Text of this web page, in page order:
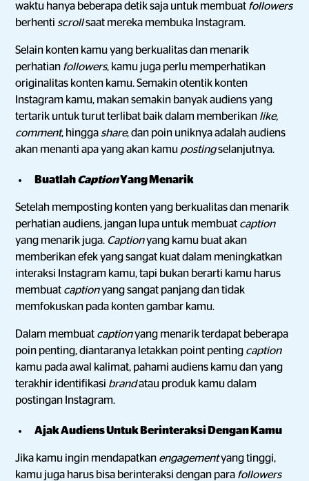
waktu hanya beberapa detik saja untuk membuat followers
berhenti scrollsaat mereka membuka Instagram.
Selain konten kamu yang berkualitas dan menarik
perhatian followers, kamu juga perlu memperhatikan
originalitas konten kamu. Semakin otentik konten
Instagram kamu, makan semakin banyak audiens yang
tertarik untuk turut terlibat baik dalam memberikan like,
comment, hingga share, dan poin uniknya adalah audiens
akan menanti apa yang akan kamu postingselanjutnya.
BuatlahCaptionYang Menarik
Setelah memposting konten yang berkualitas dan menarik
perhatian audiens, jangan lupa untuk membuat caption
yang menarik juga. Captionyang kamu buat akan
memberikan efek yang sangat kuat dalam meningkatkan
interaksi Instagram kamu, tapi bukan berarti kamu harus
membuat captionyang sangat panjang dan tidak
memfokuskan pada konten gambar kamu.
Dalam membuat captionyang menarik terdapat beberapa
poin penting, diantaranya letakkan point penting caption
kamu pada awal kalimat, pahami audiens kamu dan yang
terakhir identifikasi brandatau produk kamu dalam
postingan Instagram.
Ajak Audiens Untuk Berinteraksi Dengan Kamu
Jika kamu ingin mendapatkan engagementyang tinggi,
kamu juga harus bisa berinteraksi dengan para followers